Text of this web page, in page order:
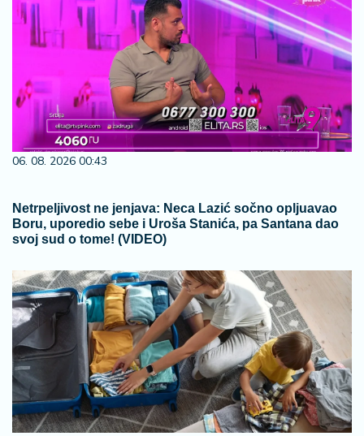
06. 08. 2026 00:43
Netrpeljivost ne jenjava: Neca Lazić sočno opljuavao
Boru, uporedio sebe i Uroša Stanića, pa Santana dao
svoj sud o tome! (VIDEO)